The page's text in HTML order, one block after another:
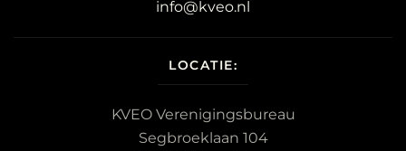
info@kveo.nl
LOCATIE:
KVEO Verenigingsbureau
Segbroeklaan 104